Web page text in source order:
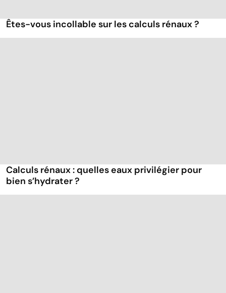
Êtes-vous incollable sur les calculs rénaux ?
Calculs rénaux : quelles eaux privilégier pour
bien s’hydrater ?